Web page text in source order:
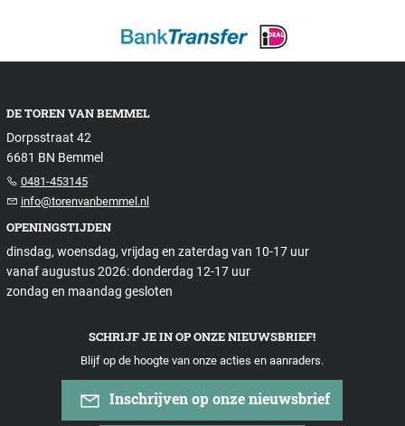
DE TOREN VAN BEMMEL
Dorpsstraat 42
6681 BN Bemmel
0481-453145
info@torenvanbemmel.nl
OPENINGSTIJDEN
dinsdag, woensdag, vrijdag en zaterdag van 10-17 uur
vanaf augustus 2026: donderdag 12-17 uur
zondag en maandag gesloten
SCHRIJF JE IN OP ONZE NIEUWSBRIEF!
Blijf op de hoogte van onze acties en aanraders.
Inschrijven op onze nieuwsbrief